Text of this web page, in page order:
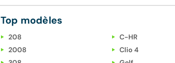
Top modèles
208
2008
C-HR
Clio 4